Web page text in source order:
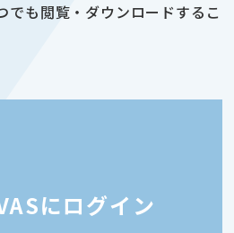
でも閲覧・ダウンロードするこ
にログイン